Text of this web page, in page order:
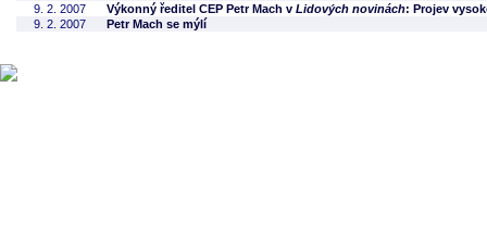
9. 2. 2007
Výkonný ředitel CEP Petr Mach v Lidových novinách: Projev
9. 2. 2007
Petr Mach se mýlí